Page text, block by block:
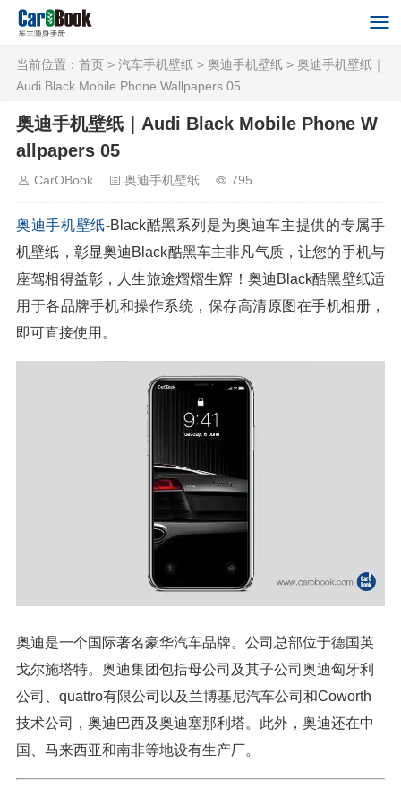
当前位置： 首页 > 汽车手机壁纸 > 奥迪手机壁纸 > 奥迪手机壁纸｜
Audi Black Mobile Phone Wallpapers 05
奥迪手机壁纸｜Audi Black Mobile Phone W
allpapers 05
CarOBook 奥迪手机壁纸 795
奥迪手机壁纸-Black酷黑系列是为奥迪车主提供的专属手
机壁纸，彰显奥迪Black酷黑车主非凡气质，让您的手机与
座驾相得益彰，人生旅途熠熠生辉！奥迪Black酷黑壁纸适
用于各品牌手机和操作系统，保存高清原图在手机相册，
即可直接使用。
奥迪是一个国际著名豪华汽车品牌。公司总部位于德国英
戈尔施塔特。奥迪集团包括母公司及其子公司奥迪匈牙利
公司、quattro有限公司以及兰博基尼汽车公司和Coworth
技术公司，奥迪巴西及奥迪塞那利塔。此外，奥迪还在中
国、马来西亚和南非等地设有生产厂。